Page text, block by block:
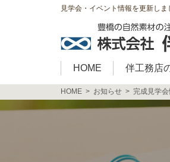
見学会・イベント情報を更新しま
HOME 伴工務店
HOME お知らせ 完成見学会